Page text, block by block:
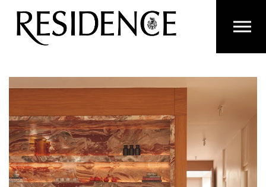
Overslaan en ga direct naar de inhoud